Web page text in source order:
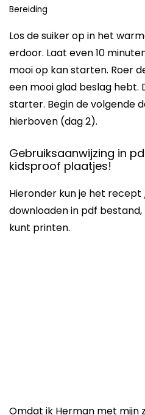
Bereiding
Los de suiker op in het
erdoor. Laat even 10
mooi op kan starten. Roer
een mooi glad beslag hebt.
starter. Begin de volgende
hierboven (dag 2).
Gebruiksaanwijzing in
kidsproof plaatjes!
Hieronder kun je het
downloaden in pdf
kunt printen.
Omdat ik Herman met mijn